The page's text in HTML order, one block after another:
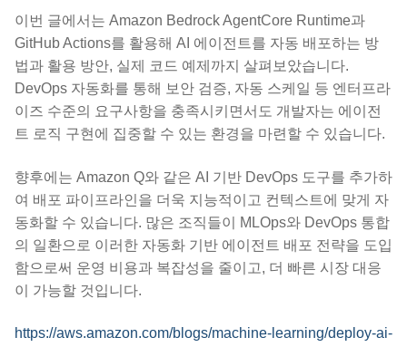
이번 글에서는 Amazon Bedrock AgentCore Runtime과
GitHub Actions를 활용해 AI 에이전트를 자동 배포하는 방
법과 활용 방안, 실제 코드 예제까지 살펴보았습니다.
DevOps 자동화를 통해 보안 검증, 자동 스케일 등 엔터프라
이즈 수준의 요구사항을 충족시키면서도 개발자는 에이전
트 로직 구현에 집중할 수 있는 환경을 마련할 수 있습니다.
향후에는 Amazon Q와 같은 AI 기반 DevOps 도구를 추가하
여 배포 파이프라인을 더욱 지능적이고 컨텍스트에 맞게 자
동화할 수 있습니다. 많은 조직들이 MLOps와 DevOps 통합
의 일환으로 이러한 자동화 기반 에이전트 배포 전략을 도입
함으로써 운영 비용과 복잡성을 줄이고, 더 빠른 시장 대응
이 가능할 것입니다.
https://aws.amazon.com/blogs/machine-learning/deploy-ai-